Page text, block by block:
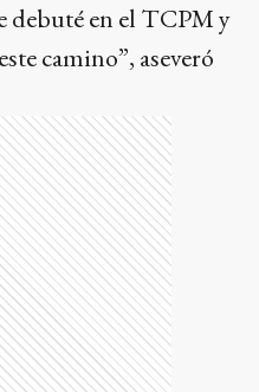
debuté en el TCPM y
camino”, aseveró